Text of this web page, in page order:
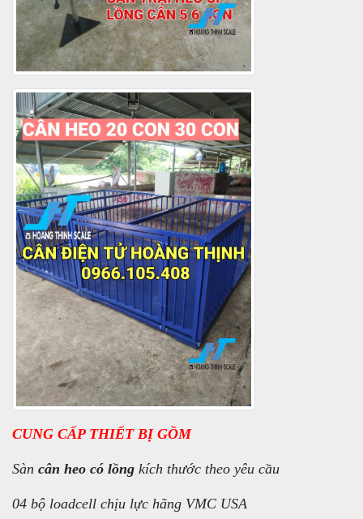
CUNG CẤP THIẾT BỊ GỒM
Sàn cân heo có lồng kích thước theo yêu cầu
04 bộ loadcell chịu lực hãng VMC USA